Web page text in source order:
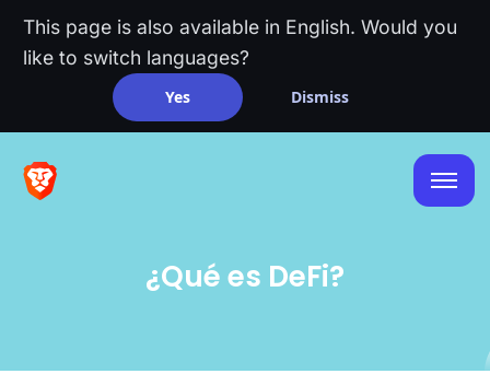
This page is also available in English. Would you
like to switch languages?
Yes Dismiss
¿Qué es DeFi?